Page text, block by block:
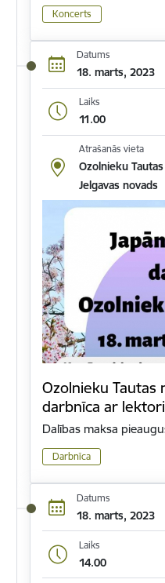
Koncerts
Datums
18. marts, 2023
Laiks
11.00
Atrašanās vieta
Ozolnieku
Jelgavas novads
Ozolnieku Tautas
darbnīca ar
Dalības maksa
Darbnīca
Datums
18. marts, 2023
Laiks
14.00